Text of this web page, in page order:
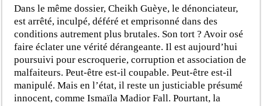
Dans le même dossier, Cheikh Guèye, le dénonciateur,
est arrêté, inculpé, déféré et emprisonné dans des
conditions autrement plus brutales. Son tort ? Avoir osé
faire éclater une vérité dérangeante. Il est aujourd’hui
poursuivi pour escroquerie, corruption et association de
malfaiteurs. Peut-être est-il coupable. Peut-être est-il
manipulé. Mais en l’état, il reste un justiciable présumé
innocent, comme Ismaïla Madior Fall. Pourtant, la